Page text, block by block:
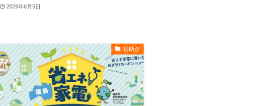
2026年6月5日
補助金